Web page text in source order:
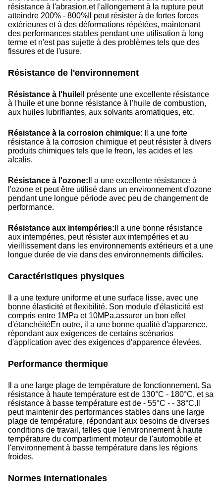
résistance à l'abrasion.et l'allongement à la rupture peut
atteindre 200% - 800%Il peut résister à de fortes forces
extérieures et à des déformations répétées, maintenant
des performances stables pendant une utilisation à long
terme et n'est pas sujette à des problèmes tels que des
fissures et de l'usure.
Résistance de l'environnement
Résistance à l'huile Il présente une excellente résistance
à l'huile et une bonne résistance à l'huile de combustion,
aux huiles lubrifiantes, aux solvants aromatiques, etc.
Résistance à la corrosion chimique: Il a une forte
résistance à la corrosion chimique et peut résister à divers
produits chimiques tels que le freon, les acides et les
alcalis.
Résistance à l'ozone: Il a une excellente résistance à
l'ozone et peut être utilisé dans un environnement d'ozone
pendant une longue période avec peu de changement de
performance.
Résistance aux intempéries: Il a une bonne résistance
aux intempéries, peut résister aux intempéries et au
vieillissement dans les environnements extérieurs et a une
longue durée de vie dans des environnements difficiles.
Caractéristiques physiques
Il a une texture uniforme et une surface lisse, avec une
bonne élasticité et flexibilité. Son module d'élasticité est
compris entre 1MPa et 10MPa.assurer un bon effet
d'étanchéitéEn outre, il a une bonne qualité d'apparence,
répondant aux exigences de certains scénarios
d'application avec des exigences d'apparence élevées.
Performance thermique
Il a une large plage de température de fonctionnement. Sa
résistance à haute température est de 130°C - 180°C, et sa
résistance à basse température est de - 55°C - - 38°C.Il
peut maintenir des performances stables dans une large
plage de température, répondant aux besoins de diverses
conditions de travail, telles que l'environnement à haute
température du compartiment moteur de l'automobile et
l'environnement à basse température dans les régions
froides.
Normes internationales